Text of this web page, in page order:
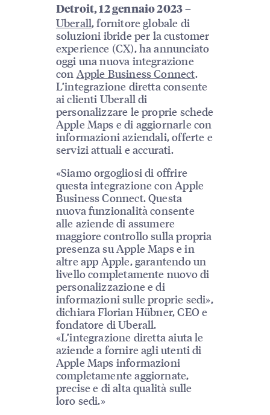
Detroit, 12 gennaio 2023 –
Uberall, fornitore globale di
soluzioni ibride per la customer
experience (CX), ha annunciato
oggi una nuova integrazione
con Apple Business Connect.
L’integrazione diretta consente
ai clienti Uberall di
personalizzare le proprie schede
Apple Maps e di aggiornarle con
informazioni aziendali, offerte e
servizi attuali e accurati.
«Siamo orgogliosi di offrire
questa integrazione con Apple
Business Connect. Questa
nuova funzionalità consente
alle aziende di assumere
maggiore controllo sulla propria
presenza su Apple Maps e in
altre app Apple, garantendo un
livello completamente nuovo di
personalizzazione e di
informazioni sulle proprie sedi»,
dichiara Florian Hübner, CEO e
fondatore di Uberall.
«L’integrazione diretta aiuta le
aziende a fornire agli utenti di
Apple Maps informazioni
completamente aggiornate,
precise e di alta qualità sulle
loro sedi.»